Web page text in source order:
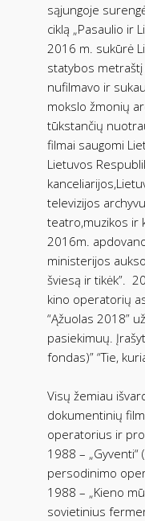
sąjungoje
ciklą „Pasaulio ir
2016 m. sukūrė
statybos metraštį
nufilmavo ir
mokslo žmonių
tūkstančių
filmai saugomi
Lietuvos
televizijos
teatro,muzikos ir
2016m.
ministerijos
šviesą ir tikėk”.
kino operatorių
“Ąžuolas 2018”
pasiekimuų.
fondas)” “Tie,
Visų žemiau
dokumentinių
operatorius ir
1988 –
persodinimo
1988 – „Kieno
sovietinius